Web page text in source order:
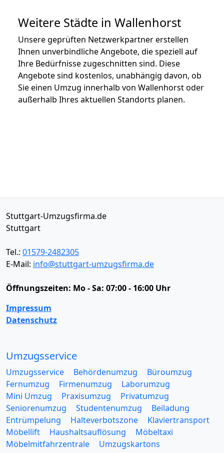
Weitere Städte in Wallenhorst
Unsere geprüften Netzwerkpartner erstellen
Ihnen unverbindliche Angebote, die speziell auf
Ihre Bedürfnisse zugeschnitten sind. Diese
Angebote sind kostenlos, unabhängig davon, ob
Sie einen Umzug innerhalb von Wallenhorst oder
außerhalb Ihres aktuellen Standorts planen.
Stuttgart-Umzugsfirma.de
Stuttgart
Tel.: 01579-2482305
E-Mail: info@stuttgart-umzugsfirma.de
Öffnungszeiten: Mo - Sa: 07:00 - 16:00 Uhr
Impressum
Datenschutz
Umzugsservice
Umzugsservice Behördenumzug
Büroumzug
Fernumzug
Firmenumzug
Laborumzug
Mini Umzug
Praxisumzug
Privatumzug
Seniorenumzug
Studentenumzug
Beiladung
Entrümpelung
Halteverbotszone
Klaviertransport
Möbellift
Haushaltsauflösung
Möbeltaxi
Möbelmitfahrzentrale
Umzugskartons